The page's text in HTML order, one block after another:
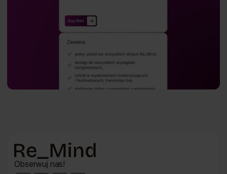
Dolna
nawigacja
Obserwuj nas!